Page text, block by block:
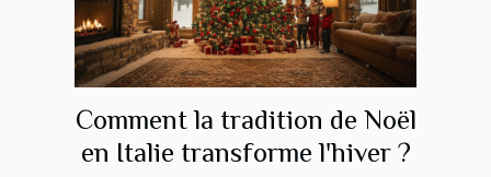
Comment la tradition de Noël
en Italie transforme l'hiver ?